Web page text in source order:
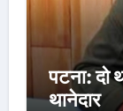
पटना: दो
थानेदार